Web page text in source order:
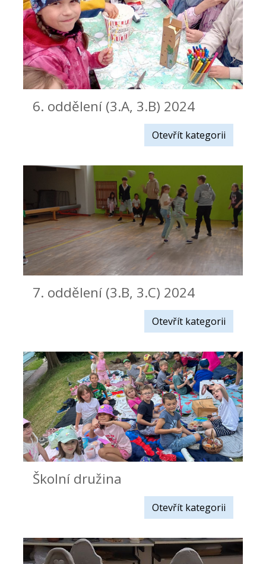
6. oddělení (3.A, 3.B) 2024
Otevřít kategorii
7. oddělení (3.B, 3.C) 2024
Otevřít kategorii
Školní družina
Otevřít kategorii